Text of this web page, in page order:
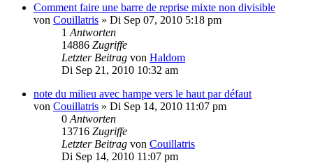
Comment faire une barre de reprise mixte non divisible
von Couillatris » Di Sep 07, 2010 5:18 pm
1 Antworten
14886 Zugriffe
Letzter Beitrag von Haldom
Di Sep 21, 2010 10:32 am
note du milieu avec hampe vers le haut par défaut
von Couillatris » Di Sep 14, 2010 11:07 pm
0 Antworten
13716 Zugriffe
Letzter Beitrag von Couillatris
Di Sep 14, 2010 11:07 pm